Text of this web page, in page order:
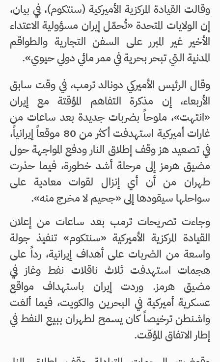
وقالت القيادة المركزية الأميركية (سنتكوم)، في بيان،
إن الولايات المتحدة «تُحمّل إيران مسؤولية الاعتداء
الأخير غير المبرر على السفن التجارية والطواقم
المدنية التي تبحر بحرية في ممر مائي دولي حيوي».
وقال الرئيس الأميركي دونالد ترمب، في وقت سابق
الأربعاء، إن مذكرة التفاهم المؤقتة مع إيران
«انتهت»، ملوحاً بضربات جديدة بعد ساعات من
غارات أميركية استهدفت أكثر من 80 موقعاً إيرانياً،
في تصعيد هز وقف إطلاق النار ودفع المواجهة حول
مضيق هرمز إلى مرحلة أشد خطورة، فيما حذرت
طهران من أن أي إنزال لقوات معادية على
سواحلها سيقودها إلى «جحيم لا مخرج منه».
وجاءت تصريحات ترمب بعد ساعات من إعلان
القيادة المركزية الأميركية «سنتكوم» تنفيذ جولة
واسعة من الضربات على أهداف إيرانية، رداً على
هجمات استهدفت ثلاث ناقلات نفط وغاز في
مضيق هرمز. وردت إيران باستهداف مواقع
عسكرية أميركية في البحرين والكويت، فيما ألغت
واشنطن ترخيصاً كان يسمح لطهران ببيع النفط في
إطار الاتفاق المؤقت.